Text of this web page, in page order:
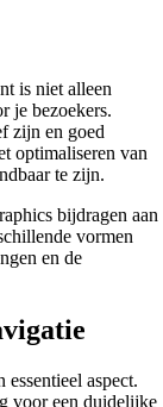
is niet alleen
je bezoekers.
zijn en goed
optimaliseren van
te zijn.
bijdragen aan
vormen
en de
aspect.
voor een duidelijke